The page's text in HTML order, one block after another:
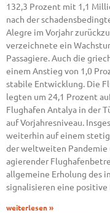
132,3 Prozent mit 1,1
nach der
Alegre im Vorjahr
verzeichnete ein
Passagiere. Auch die
einem Anstieg von 1,0
stabile Entwicklung. Die
legten um 24,1 Prozent
Flughafen Antalya in der
auf Vorjahresniveau.
weiterhin auf einem
der weltweiten
agierender
allgemeine Erholung des
signalisieren eine
weiterlesen »